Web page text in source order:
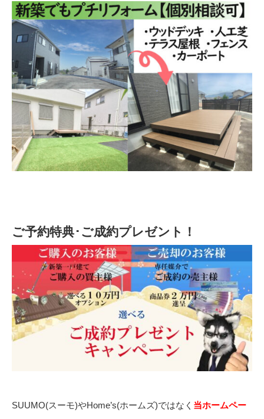
ご予約特典･ご成約プレゼント！
SUUMO(スーモ)やHome’s(ホームズ)ではなく 当ホームペー